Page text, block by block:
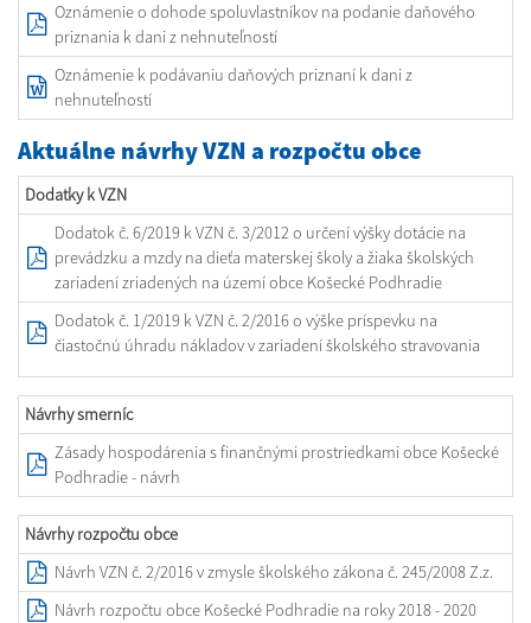
Oznámenie o dohode spoluvlastníkov na podanie daňového
priznania k dani z nehnuteľností
Oznámenie k podávaniu daňových priznaní k dani z
nehnuteľností
Aktuálne návrhy VZN a rozpočtu obce
Dodatky k VZN
Dodatok č. 6/2019 k VZN č. 3/2012 o určení výšky dotácie na
prevádzku a mzdy na dieťa materskej školy a žiaka školských
zariadení zriadených na území obce Košecké Podhradie
Dodatok č. 1/2019 k VZN č. 2/2016 o výške príspevku na
čiastočnú úhradu nákladov v zariadení školského stravovania
Návrhy smerníc
Zásady hospodárenia s finančnými prostriedkami obce Košecké
Podhradie - návrh
Návrhy rozpočtu obce
Návrh VZN č. 2/2016 v zmysle školského zákona č. 245/2008 Z.z.
Návrh rozpočtu obce Košecké Podhradie na roky 2018 - 2020